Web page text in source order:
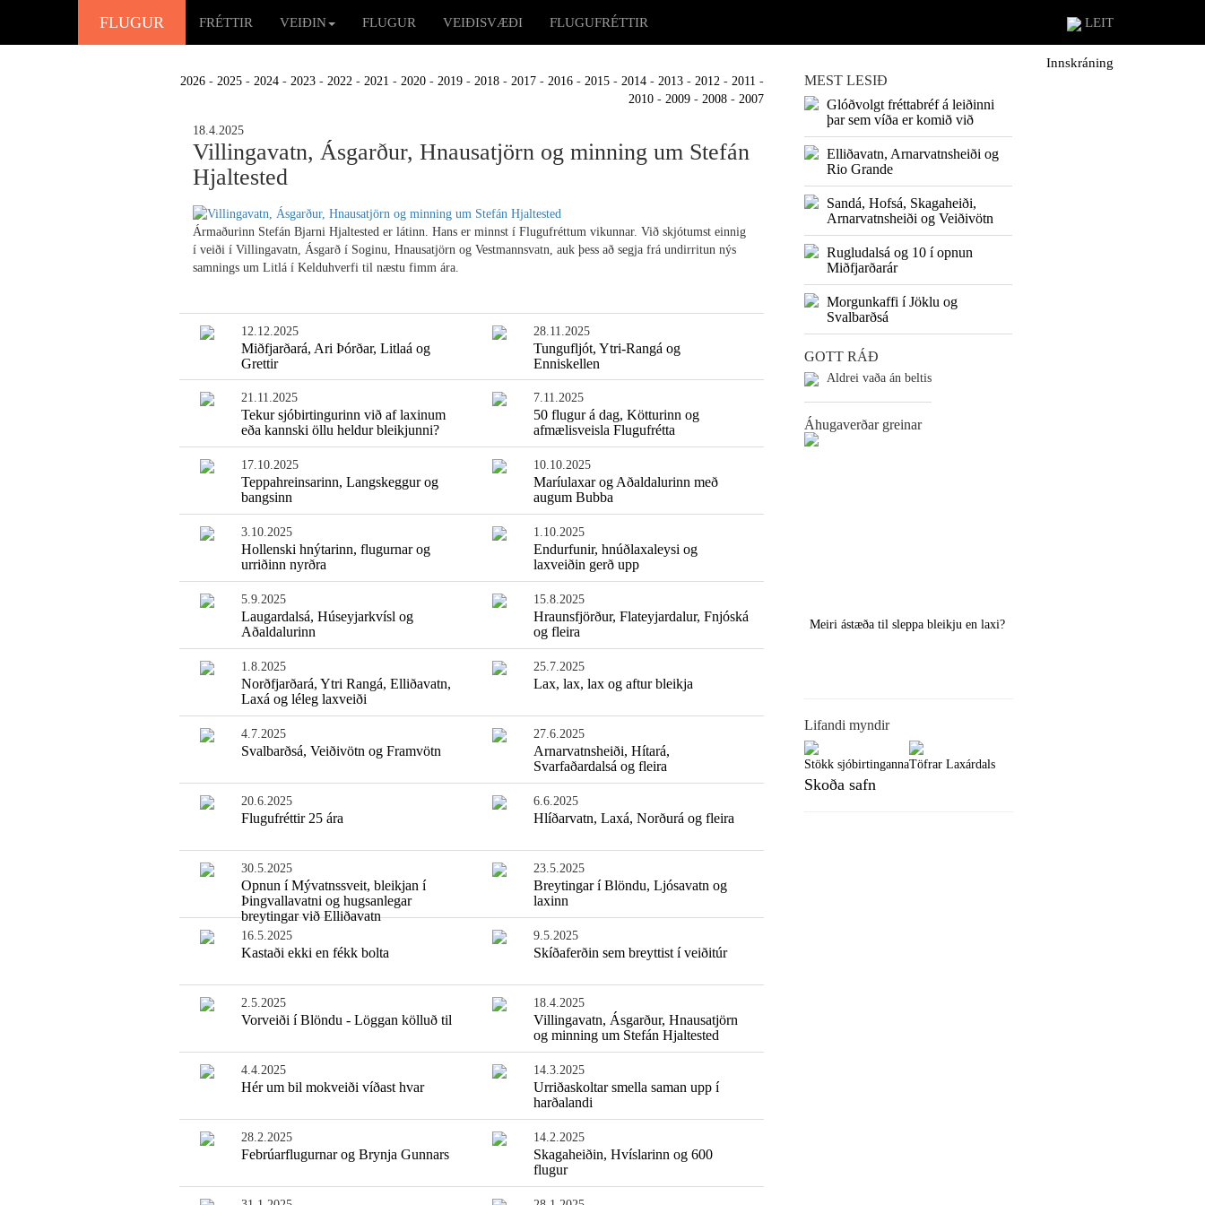
FLUGUR FRÉTTIR VEIÐIN FLUGUR VEIÐISVÆÐI FLUGUFRÉTTIR LEIT
Innskráning
2026 - 2025 - 2024 - 2023 - 2022 - 2021 - 2020 - 2019 - 2018 - 2017 - 2016 - 2015 - 2014 - 2013 - 2012 - 2011 -
2010 - 2009 - 2008 - 2007
18.4.2025
Villingavatn, Ásgarður, Hnausatjörn og minning um Stefán
Hjaltested
Ármaðurinn Stefán Bjarni Hjaltested er látinn. Hans er minnst í Flugufréttum vikunnar. Við skjótumst einnig
í veiði í Villingavatn, Ásgarð í Soginu, Hnausatjörn og Vestmannsvatn, auk þess að segja frá undirritun nýs
samnings um Litlá í Kelduhverfi til næstu fimm ára.
12.12.2025
Miðfjarðará, Ari Þórðar, Litlaá og
Grettir
28.11.2025
Tungufljót, Ytri-Rangá og
Enniskellen
21.11.2025
Tekur sjóbirtingurinn við af laxinum
eða kannski öllu heldur bleikjunni?
7.11.2025
50 flugur á dag, Kötturinn og
afmælisveisla Flugufrétta
17.10.2025
Teppahreinsarinn, Langskeggur og
bangsinn
10.10.2025
Maríulaxar og Aðaldalurinn með
augum Bubba
3.10.2025
Hollenski hnýtarinn, flugurnar og
urriðinn nyrðra
1.10.2025
Endurfunir, hnúðlaxaleysi og
laxveiðin gerð upp
5.9.2025
Laugardalsá, Húseyjarkvísl og
Aðaldalurinn
15.8.2025
Hraunsfjörður, Flateyjardalur, Fnjóská
og fleira
1.8.2025
Norðfjarðará, Ytri Rangá, Elliðavatn,
Laxá og léleg laxveiði
25.7.2025
Lax, lax, lax og aftur bleikja
4.7.2025
Svalbarðsá, Veiðivötn og Framvötn
27.6.2025
Arnarvatnsheiði, Hítará,
Svarfaðardalsá og fleira
20.6.2025
Flugufréttir 25 ára
6.6.2025
Hlíðarvatn, Laxá, Norðurá og fleira
30.5.2025
Opnun í Mývatnssveit, bleikjan í
Þingvallavatni og hugsanlegar
breytingar við Elliðavatn
23.5.2025
Breytingar í Blöndu, Ljósavatn og
laxinn
16.5.2025
Kastaði ekki en fékk bolta
9.5.2025
Skíðaferðin sem breyttist í veiðitúr
2.5.2025
Vorveiði í Blöndu - Löggan kölluð til
18.4.2025
Villingavatn, Ásgarður, Hnausatjörn
og minning um Stefán Hjaltested
4.4.2025
Hér um bil mokveiði víðast hvar
14.3.2025
Urriðaskoltar smella saman upp í
harðalandi
28.2.2025
Febrúarflugurnar og Brynja Gunnars
14.2.2025
Skagaheiðin, Hvíslarinn og 600
flugur
MEST LESIÐ
Glóðvolgt fréttabréf á leiðinni
þar sem víða er komið við
Elliðavatn, Arnarvatnsheiði og
Rio Grande
Sandá, Hofsá, Skagaheiði,
Arnarvatnsheiði og Veiðivötn
Rugludalsá og 10 í opnun
Miðfjarðarár
Morgunkaffi í Jöklu og
Svalbarðsá
GOTT RÁÐ
Aldrei vaða án beltis
Áhugaverðar greinar
Einfaldasta fiskisúpan Meiri ástæða til sleppa bleikju en laxi?
Lifandi myndir
Stökk sjóbirtingannaTöfrar Laxárdals
Skoða safn